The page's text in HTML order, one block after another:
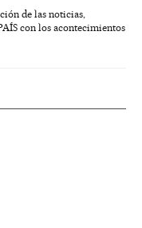
de las noticias,
con los acontecimientos